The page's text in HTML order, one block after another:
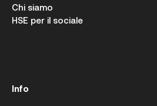
Chi siamo
HSE per il sociale
Info